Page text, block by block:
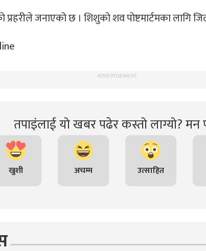
जनाएको छ । शिशुको शव पोष्टमार्टमका लागि
ADVERTISEMENT
तपाइंलाई यो खबर पढेर कस्तो लाग्यो? मन
खुशी अचम्म उत्साहित